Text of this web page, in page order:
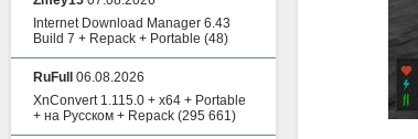
Internet Download Manager 6.43
Build 7 + Repack + Portable (48)
RuFull
06.08.2026
XnConvert 1.115.0 + x64 + Portable
+ на Русском + Repack (295 661)